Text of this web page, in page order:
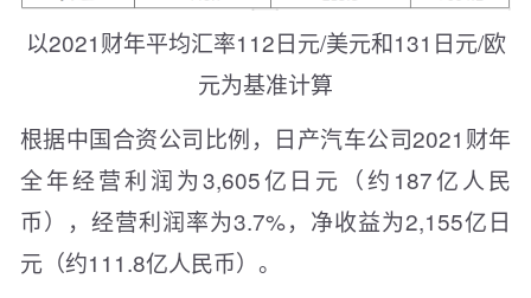
以2021财年平均汇率112日元/美元和131日元/欧
元为基准计算
根据中国合资公司比例，日产汽车公司2021财年
全年经营利润为3,605亿日元（约187亿人民
币），经营利润率为3.7%，净收益为2,155亿日
元（约111.8亿人民币）。